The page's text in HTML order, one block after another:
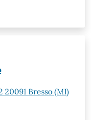
20091 Bresso (MI)